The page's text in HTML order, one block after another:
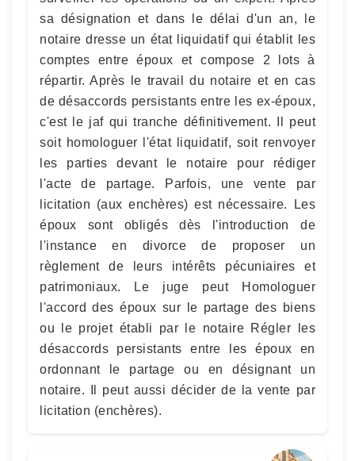
sa désignation et dans le délai d'un an, le
notaire dresse un état liquidatif qui établit les
comptes entre époux et compose 2 lots à
répartir. Après le travail du notaire et en cas
de désaccords persistants entre les ex-époux,
c'est le jaf qui tranche définitivement. Il peut
soit homologuer l'état liquidatif, soit renvoyer
les parties devant le notaire pour rédiger
l'acte de partage. Parfois, une vente par
licitation (aux enchères) est nécessaire. Les
époux sont obligés dès l'introduction de
l'instance en divorce de proposer un
règlement de leurs intérêts pécuniaires et
patrimoniaux. Le juge peut Homologuer
l'accord des époux sur le partage des biens
ou le projet établi par le notaire Régler les
désaccords persistants entre les époux en
ordonnant le partage ou en désignant un
notaire. Il peut aussi décider de la vente par
licitation (enchères).